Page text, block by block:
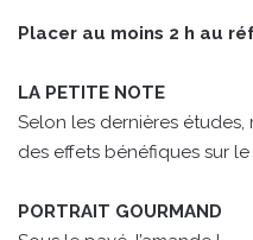
Placer au moins 2 h au
LA PETITE NOTE
Selon les dernières
des effets bénéfiques sur
PORTRAIT GOURMAND